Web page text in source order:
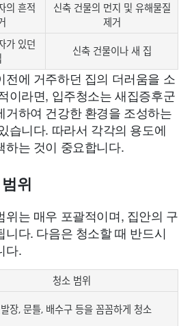
의 흔적
신축 건물의 먼지 및 유해물질
제거
가 있던
신축 건물이나 새 집
전에 거주하던 집의 더러움을 소
이라면, 입주청소는 새집증후군
거하여 건강한 환경을 조성하는
습니다. 따라서 각각의 용도에
하는 것이 중요합니다.
위
위는 매우 포괄적이며, 집안의 구
니다. 다음은 청소할 때 반드시
다.
청소 범위
장, 문틀, 배수구 등을 꼼꼼하게 청소